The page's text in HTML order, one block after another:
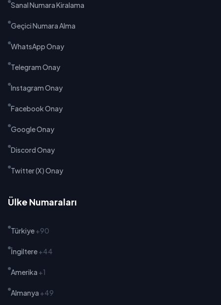
Sanal Numara Kiralama
Geçici Numara Alma
WhatsApp Onay
Telegram Onay
Instagram Onay
Facebook Onay
Google Onay
Discord Onay
Twitter (X) Onay
Ülke Numaraları
Türkiye+90
İngiltere+44
Amerika +1
Almanya +49